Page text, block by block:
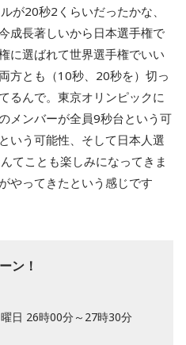
が20秒2くらいだったかな、
成長著しいから日本選手権で
に選ばれて世界選手権でいい
方とも（10秒、20秒を）切っ
るんで。東京オリンピックに
メンバーが全員9秒台という可
いう可能性、そして日本人選
てことも楽しみになってきま
やってきたという感じです
ン！
日 26時00分～27時30分